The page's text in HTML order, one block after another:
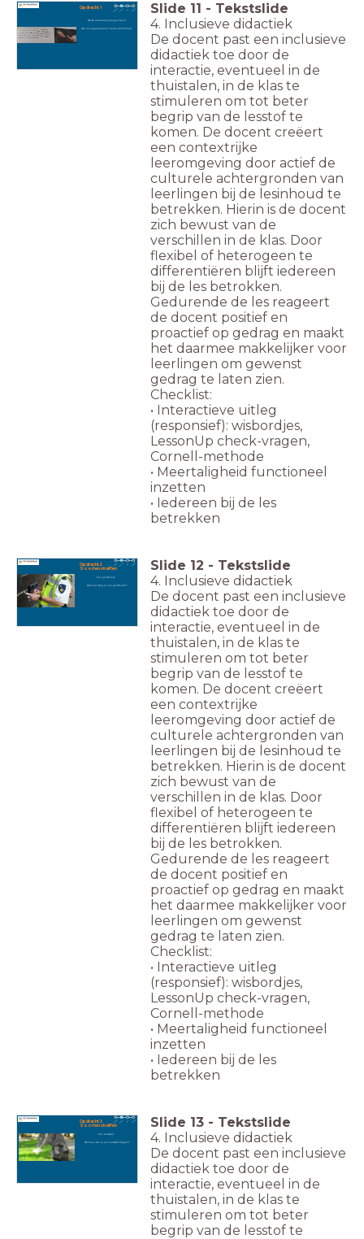
Opdracht 1
Welke overtreding begaat Sem?
Wat is er gevaarlijk aan Sems overtreding?
Slide 11 - Tekstslide
4. Inclusieve didactiek
De docent past een inclusieve
didactiek toe door de
interactie, eventueel in de
thuistalen, in de klas te
stimuleren om tot beter
begrip van de lesstof te
komen. De docent creëert
een contextrijke
leeromgeving door actief de
culturele achtergronden van
leerlingen bij de lesinhoud te
betrekken. Hierin is de docent
zich bewust van de
verschillen in de klas. Door
flexibel of heterogeen te
differentiëren blijft iedereen
bij de les betrokken.
Gedurende de les reageert
de docent positief en
proactief op gedrag en maakt
het daarmee makkelijker voor
leerlingen om gewenst
gedrag te laten zien.
Checklist:
• Interactieve uitleg
(responsief): wisbordjes,
LessonUp check-vragen,
Cornell-methode
• Meertaligheid functioneel
inzetten
• Iedereen bij de les
betrekken
Opdracht 2
Soorten straffen
Een geldboete
Wanneer krijg je een geldboete?
Slide 12 - Tekstslide
4. Inclusieve didactiek
De docent past een inclusieve
didactiek toe door de
interactie, eventueel in de
thuistalen, in de klas te
stimuleren om tot beter
begrip van de lesstof te
komen. De docent creëert
een contextrijke
leeromgeving door actief de
culturele achtergronden van
leerlingen bij de lesinhoud te
betrekken. Hierin is de docent
zich bewust van de
verschillen in de klas. Door
flexibel of heterogeen te
differentiëren blijft iedereen
bij de les betrokken.
Gedurende de les reageert
de docent positief en
proactief op gedrag en maakt
het daarmee makkelijker voor
leerlingen om gewenst
gedrag te laten zien.
Checklist:
• Interactieve uitleg
(responsief): wisbordjes,
LessonUp check-vragen,
Cornell-methode
• Meertaligheid functioneel
inzetten
• Iedereen bij de les
betrekken
Opdracht 2
Soorten straffen
Een taakstraf
Wanneer kun je een taakstraf krijgen?
Slide 13 - Tekstslide
4. Inclusieve didactiek
De docent past een inclusieve
didactiek toe door de
interactie, eventueel in de
thuistalen, in de klas te
stimuleren om tot beter
begrip van de lesstof te